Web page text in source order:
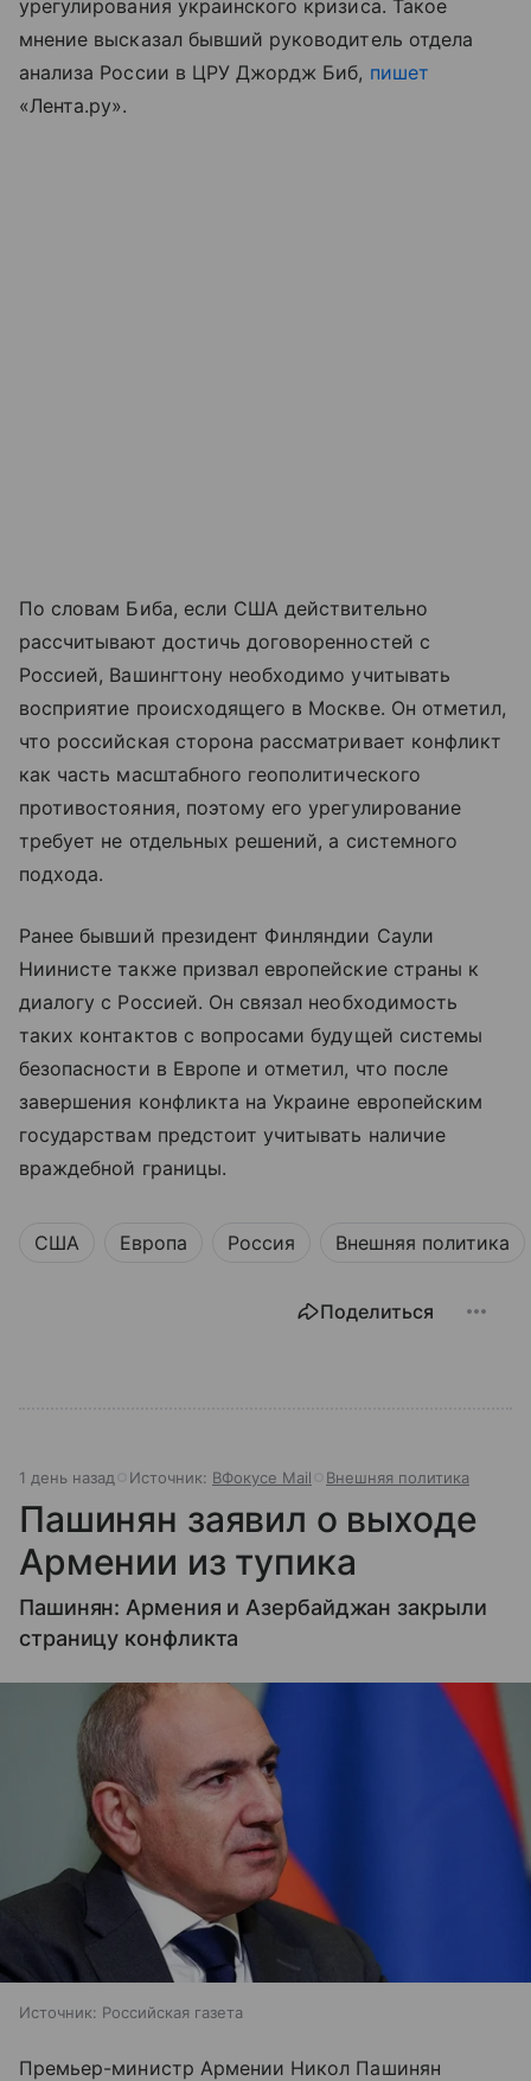
урегулирования украинского кризиса. Такое
мнение высказал бывший руководитель отдела
анализа России в ЦРУ Джордж Биб, пишет
«Лента.ру».
По словам Биба, если США действительно
рассчитывают достичь договоренностей с
Россией, Вашингтону необходимо учитывать
восприятие происходящего в Москве. Он отметил,
что российская сторона рассматривает конфликт
как часть масштабного геополитического
противостояния, поэтому его урегулирование
требует не отдельных решений, а системного
подхода.
Ранее бывший президент Финляндии Саули
Ниинисте также призвал европейские страны к
диалогу с Россией. Он связал необходимость
таких контактов с вопросами будущей системы
безопасности в Европе и отметил, что после
завершения конфликта на Украине европейским
государствам предстоит учитывать наличие
враждебной границы.
США Европа Россия Внешняя политика
Поделиться
1 день назад Источник: ВФокусе Mail Внешняя политика
Пашинян заявил о выходе
Армении из тупика
Пашинян: Армения и Азербайджан закрыли
страницу конфликта
Источник: Российская газета
Премьер-министр Армении Никол Пашинян